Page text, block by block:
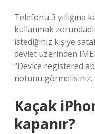
Telefonu 3 yıllığına
kullanmak
istediğiniz kişiye
devlet üzerinden
“Device registered
notunu görmelisiniz.
Kaçak
kapanır?